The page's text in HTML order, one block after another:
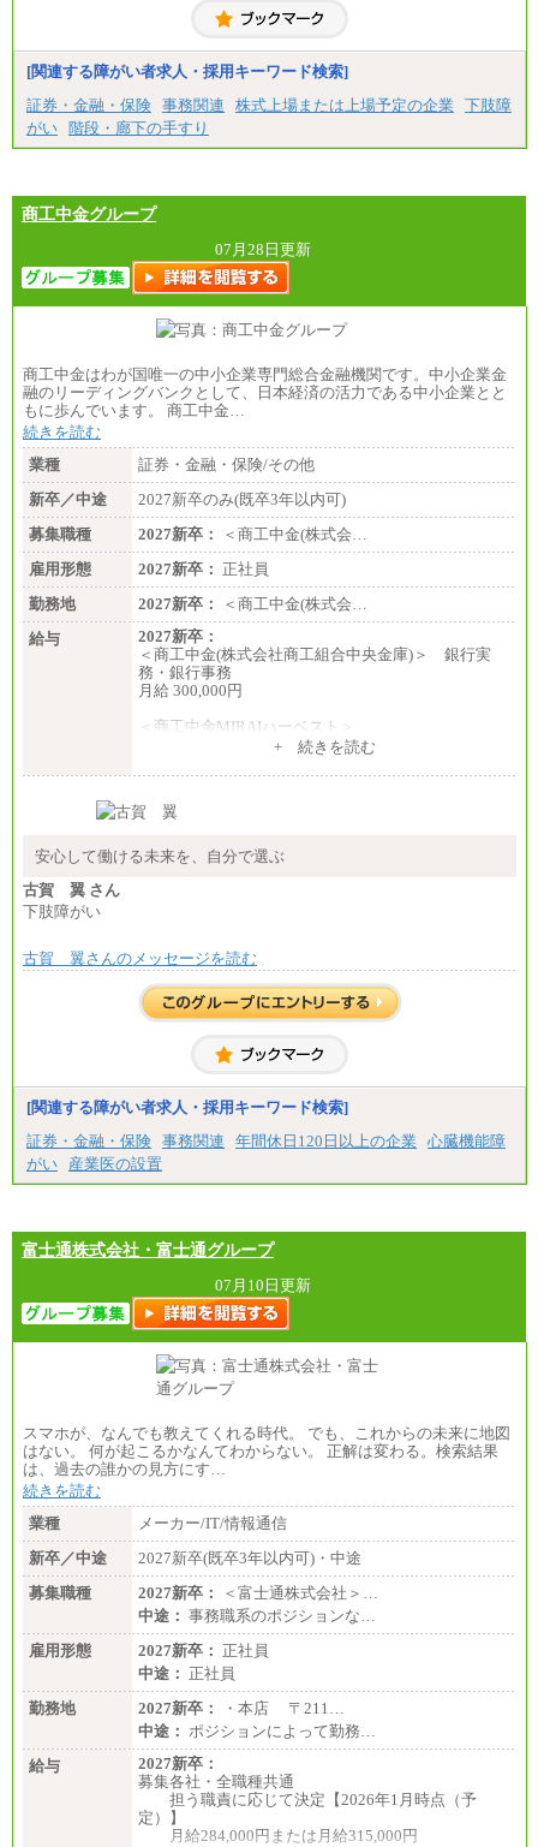
[関連する障がい者求人・採用キーワード検索]
証券・金融・保険 事務関連 株式上場または上場予定の企業
下肢障
がい 階段・廊下の手すり
商工中金グループ
07月28日更新
商工中金はわが国唯一の中小企業専門総合金融機関です。中小企業金
融のリーディングバンクとして、日本経済の活力である中小企業とと
もに歩んでいます。 商工中金…
続きを読む
業種
証券・金融・保険/その他
新卒／中途
2027新卒のみ(既卒3年以内可)
募集職種
2027新卒：
＜商工中金(株式会…
雇用形態
2027新卒： 正社員
勤務地
2027新卒：
＜商工中金(株式会…
給与
2027新卒：
＜商工中金(株式会社商工組合中央金庫)＞ 銀行実
務・銀行事務
月給 300,000円
＜商工中金MIRAIハーベスト＞
+ 続きを読む
安心して働ける未来を、自分で選ぶ
古賀 翼 さん
下肢障がい
古賀 翼さんのメッセージを読む
[関連する障がい者求人・採用キーワード検索]
証券・金融・保険 事務関連 年間休日120日以上の企業
心臓機能障
がい
産業医の設置
富士通株式会社・富士通グループ
07月10日更新
スマホが、なんでも教えてくれる時代。 でも、これからの未来に地図
はない。 何が起こるかなんてわからない。 正解は変わる。検索結果
は、過去の誰かの見方にす…
続きを読む
業種
メーカー/IT/情報通信
新卒／中途
2027新卒(既卒3年以内可)・中途
募集職種
2027新卒：
＜富士通株式会社＞…
中途： 事務職系のポジションな…
雇用形態
2027新卒： 正社員
中途： 正社員
勤務地
2027新卒：
・本店 〒211…
中途： ポジションによって勤務…
給与
2027新卒：
募集各社・全職種共通
担う職責に応じて決定【2026年1月時点（予
定）】
月給284,000円または月給315,000円